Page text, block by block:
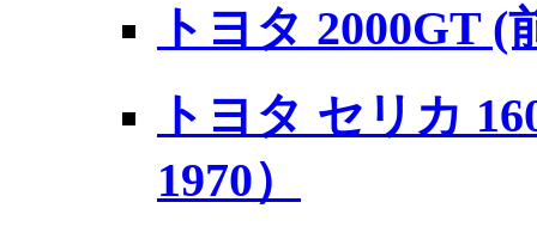
トヨタ 2000GT (
トヨタ セリカ
1970）